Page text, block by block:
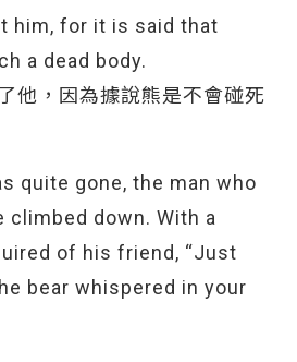
him, for it is said that
a dead body.
他，因為據說熊是不會碰死
quite gone, the man who
climbed down. With a
of his friend, “Just
bear whispered in your